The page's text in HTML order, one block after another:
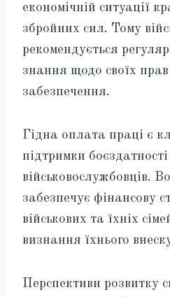
економічній ситуації
збройних сил. Тому
рекомендується
знання щодо своїх
забезпечення.
Гідна оплата праці є
підтримки
військовослужбовців.
забезпечує фінансову
військових та їхніх
визнання їхнього
Перспективи розвитку